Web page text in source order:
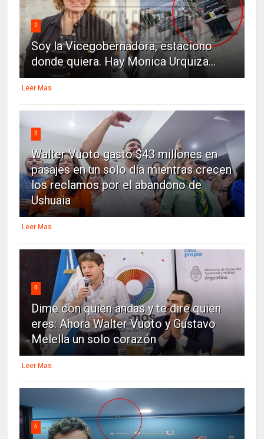
2
Soy la Vicegobernadora, estaciono
donde quiera. Hay Monica Urquiza...
Leer Mas
3
Walter Vuoto gastó $43 millones en
pasajes en un solo día mientras crecen
los reclamos por el abandono de
Ushuaia
Leer Mas
4
Dime con quien andas y te dire quien
eres: Ahora Walter Vuoto y Gustavo
Melella un solo corazón
Leer Mas
5